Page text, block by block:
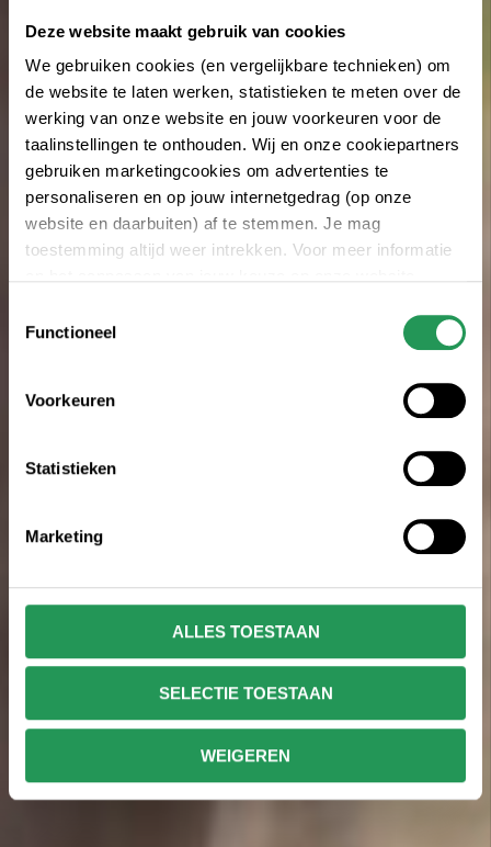
Deze website maakt gebruik van cookies
We gebruiken cookies (en vergelijkbare technieken) om
de website te laten werken, statistieken te meten over de
werking van onze website en jouw voorkeuren voor de
taalinstellingen te onthouden. Wij en onze cookiepartners
gebruiken marketingcookies om advertenties te
personaliseren en op jouw internetgedrag (op onze
website en daarbuiten) af te stemmen. Je mag
toestemming altijd weer intrekken. Voor meer informatie
Functioneel
Voorkeuren
Statistieken
Marketing
ALLES TOESTAAN
SELECTIE TOESTAAN
WEIGEREN